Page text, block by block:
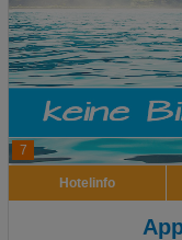
7
Hotelinfo